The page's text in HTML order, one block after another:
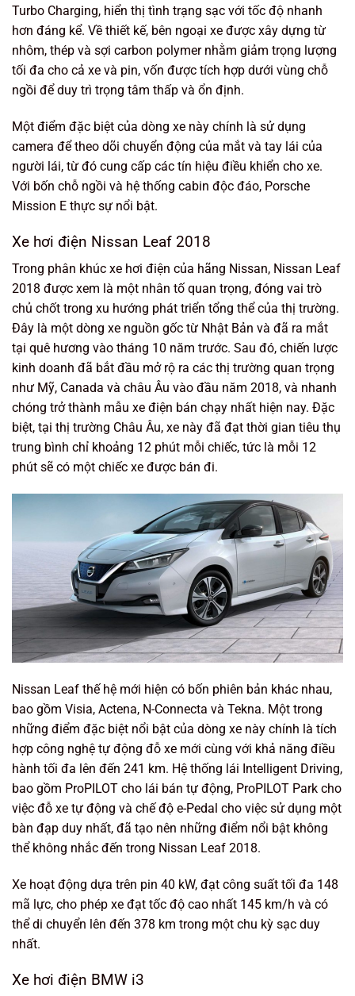
Turbo Charging, hiển thị tình trạng sạc với tốc độ nhanh
hơn đáng kể. Về thiết kế, bên ngoại xe được xây dựng từ
nhôm, thép và sợi carbon polymer nhằm giảm trọng lượng
tối đa cho cả xe và pin, vốn được tích hợp dưới vùng chỗ
ngồi để duy trì trọng tâm thấp và ổn định.
Một điểm đặc biệt của dòng xe này chính là sử dụng
camera để theo dõi chuyển động của mắt và tay lái của
người lái, từ đó cung cấp các tín hiệu điều khiển cho xe.
Với bốn chỗ ngồi và hệ thống cabin độc đáo, Porsche
Mission E thực sự nổi bật.
Xe hơi điện Nissan Leaf 2018
Trong phân khúc xe hơi điện của hãng Nissan, Nissan Leaf
2018 được xem là một nhân tố quan trọng, đóng vai trò
chủ chốt trong xu hướng phát triển tổng thể của thị trường.
Đây là một dòng xe nguồn gốc từ Nhật Bản và đã ra mắt
tại quê hương vào tháng 10 năm trước. Sau đó, chiến lược
kinh doanh đã bắt đầu mở rộ ra các thị trường quan trọng
như Mỹ, Canada và châu Âu vào đầu năm 2018, và nhanh
chóng trở thành mẫu xe điện bán chạy nhất hiện nay. Đặc
biệt, tại thị trường Châu Âu, xe này đã đạt thời gian tiêu thụ
trung bình chỉ khoảng 12 phút mỗi chiếc, tức là mỗi 12
phút sẽ có một chiếc xe được bán đi.
Nissan Leaf thế hệ mới hiện có bốn phiên bản khác nhau,
bao gồm Visia, Actena, N-Connecta và Tekna. Một trong
những điểm đặc biệt nổi bật của dòng xe này chính là tích
hợp công nghệ tự động đỗ xe mới cùng với khả năng điều
hành tối đa lên đến 241 km. Hệ thống lái Intelligent Driving,
bao gồm ProPILOT cho lái bán tự động, ProPILOT Park cho
việc đỗ xe tự động và chế độ e-Pedal cho việc sử dụng một
bàn đạp duy nhất, đã tạo nên những điểm nổi bật không
thể không nhắc đến trong Nissan Leaf 2018.
Xe hoạt động dựa trên pin 40 kW, đạt công suất tối đa 148
mã lực, cho phép xe đạt tốc độ cao nhất 145 km/h và có
thể di chuyển lên đến 378 km trong một chu kỳ sạc duy
nhất.
Xe hơi điện BMW i3